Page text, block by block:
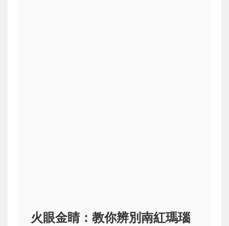
火眼金睛：教你辨別南紅瑪瑙